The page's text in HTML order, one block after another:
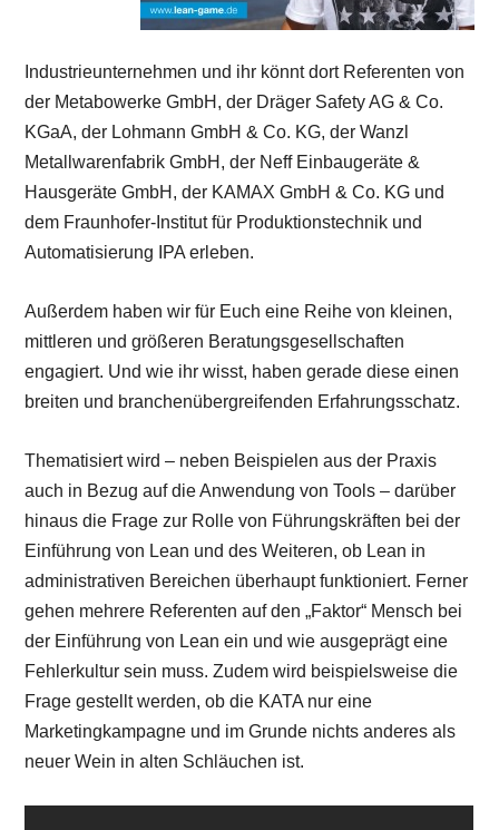
Industrieunternehmen und ihr könnt dort Referenten von
der Metabowerke GmbH, der Dräger Safety AG & Co.
KGaA, der Lohmann GmbH & Co. KG, der Wanzl
Metallwarenfabrik GmbH, der Neff Einbaugeräte &
Hausgeräte GmbH, der KAMAX GmbH & Co. KG und
dem Fraunhofer-Institut für Produktionstechnik und
Automatisierung IPA erleben.
Außerdem haben wir für Euch eine Reihe von kleinen,
mittleren und größeren Beratungsgesellschaften
engagiert. Und wie ihr wisst, haben gerade diese einen
breiten und branchenübergreifenden Erfahrungsschatz.
Thematisiert wird – neben Beispielen aus der Praxis
auch in Bezug auf die Anwendung von Tools – darüber
hinaus die Frage zur Rolle von Führungskräften bei der
Einführung von Lean und des Weiteren, ob Lean in
administrativen Bereichen überhaupt funktioniert. Ferner
gehen mehrere Referenten auf den „Faktor“ Mensch bei
der Einführung von Lean ein und wie ausgeprägt eine
Fehlerkultur sein muss. Zudem wird beispielsweise die
Frage gestellt werden, ob die KATA nur eine
Marketingkampagne und im Grunde nichts anderes als
neuer Wein in alten Schläuchen ist.